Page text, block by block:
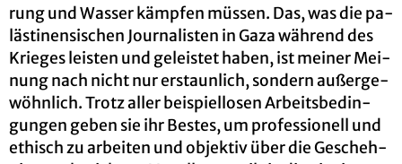
rung und Was­ser kämp­fen müs­sen. Das, was die pa­
läs­ti­nen­si­schen Jour­na­lis­ten in Gaza wäh­rend des
Krie­ges leis­ten und ge­leis­tet haben, ist mei­ner Mei­
nung nach nicht nur er­staun­lich, son­dern au­ßer­ge­
wöhn­lich. Trotz aller bei­spiel­lo­sen Ar­beits­be­din­
gun­gen geben sie ihr Bes­tes, um pro­fes­sio­nell und
ethisch zu ar­bei­ten und ob­jek­tiv über die Ge­scheh­